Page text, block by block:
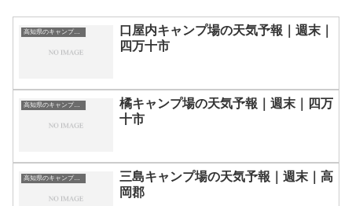
高知県のキャンプ場一覧
口屋内キャンプ場の天気予報｜週末｜
四万十市
高知県のキャンプ場一覧
橘キャンプ場の天気予報｜週末｜四万
十市
高知県のキャンプ場一覧
三島キャンプ場の天気予報｜週末｜高
岡郡